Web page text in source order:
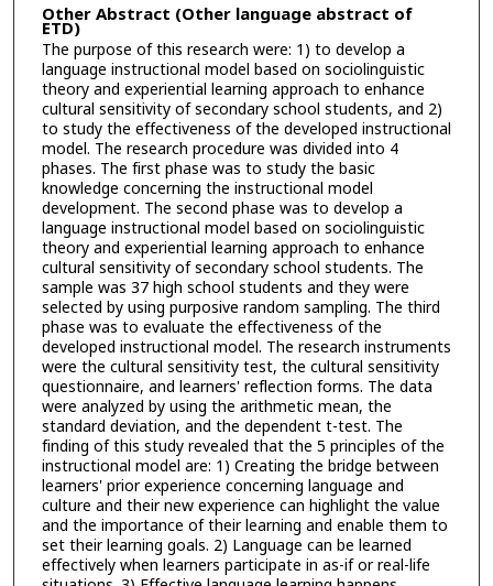
Other Abstract (Other language abstract of
ETD)
The purpose of this research were: 1) to develop a
language instructional model based on sociolinguistic
theory and experiential learning approach to enhance
cultural sensitivity of secondary school students, and 2)
to study the effectiveness of the developed instructional
model. The research procedure was divided into 4
phases. The first phase was to study the basic
knowledge concerning the instructional model
development. The second phase was to develop a
language instructional model based on sociolinguistic
theory and experiential learning approach to enhance
cultural sensitivity of secondary school students. The
sample was 37 high school students and they were
selected by using purposive random sampling. The third
phase was to evaluate the effectiveness of the
developed instructional model. The research instruments
were the cultural sensitivity test, the cultural sensitivity
questionnaire, and learners' reflection forms. The data
were analyzed by using the arithmetic mean, the
standard deviation, and the dependent t-test. The
finding of this study revealed that the 5 principles of the
instructional model are: 1) Creating the bridge between
learners' prior experience concerning language and
culture and their new experience can highlight the value
and the importance of their learning and enable them to
set their learning goals. 2) Language can be learned
effectively when learners participate in as-if or real-life